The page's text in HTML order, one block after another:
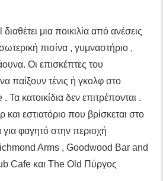
μια ποικιλία από ανέσεις
πισίνα , γυμναστήριο ,
Οι επισκέπτες του
παίξουν τένις ή γκολφ στο
κατοικίδια δεν επιτρέπονται .
εστιατόριο που βρίσκεται στο
φαγητό στην περιοχή
Arms , Goodwood Bar and
Cafe και The Old Πύργος